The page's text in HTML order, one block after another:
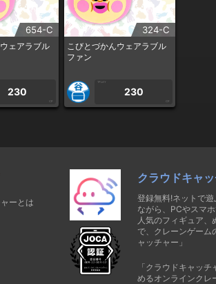
654-C
ェアラブル
230
CP
324-C
こびとづかんウェアラブル
ファン
1PLAY
230
CP
ーとは
クラウドキャ
登録無料!ネットで
ながら、PCやスマ
人気のフィギュア
で、クレーンゲーム
ャッチャー」
「クラウドキャッ
めるオンラインクレ